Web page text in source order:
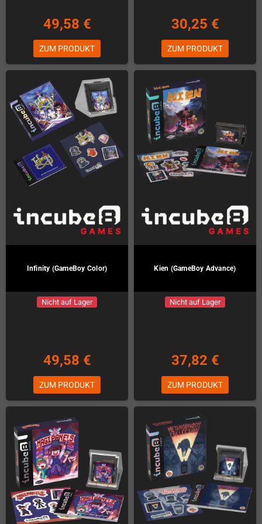
49,58 €
ZUM PRODUKT
30,25 €
ZUM PRODUKT
Infinity (GameBoy Color)
Nicht auf Lager
49,58 €
ZUM PRODUKT
Kien (GameBoy Advance)
Nicht auf Lager
37,82 €
ZUM PRODUKT